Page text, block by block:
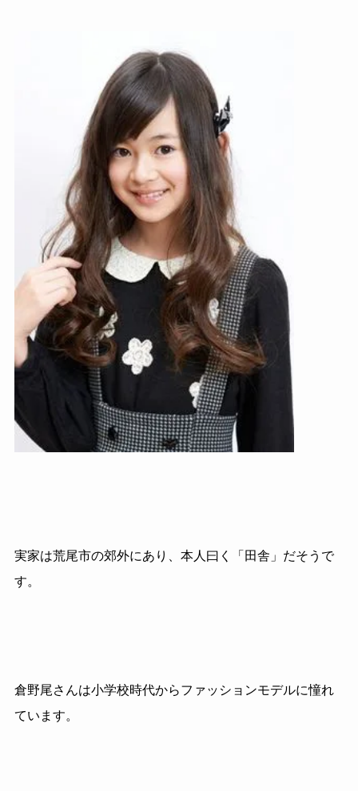
実家は荒尾市の郊外にあり、本人曰く「田舎」だそうで
す。
倉野尾さんは小学校時代からファッションモデルに憧れ
ています。